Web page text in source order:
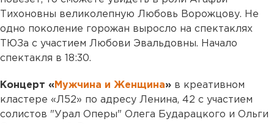
Тихоновны великолепную Любовь Ворожцову. Не
одно поколение горожан выросло на спектаклях
ТЮЗа с участием Любови Эвальдовны. Начало
спектакля в 18:30.
Концерт « Мужчина и Женщина» в креативном
кластере «Л52» по адресу Ленина, 42 с участием
солистов "Урал Оперы" Олега Бударацкого и Ольги